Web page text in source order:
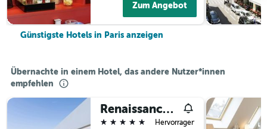
Zum Angebot
Günstigste Hotels in Paris anzeigen
Übernachte in einem Hotel, das andere Nutzer*innen
empfehlen
Renaissance Paris Arc de Triomphe Hotel
5 Sterne Hervorragend